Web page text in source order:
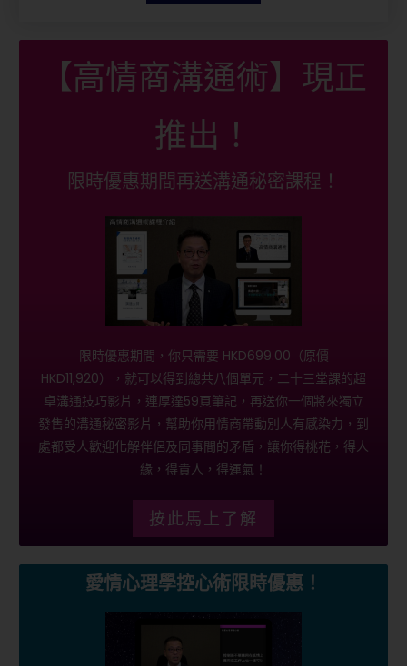
【高情商溝通術】現正
推出！
限時優惠期間再送溝通秘密課程！
限時優惠期間，你只需要 HKD699.00（原價
HKD11,920），就可以得到總共八個單元，二十三堂課的超
卓溝通技巧影片，連厚達59頁筆記，再送你一個將來獨立
發售的溝通秘密影片，幫助你用情商帶動別人有感染力，到
處都受人歡迎化解伴侶及同事間的矛盾，讓你得桃花，得人
緣，得貴人，得運氣！
按此馬上了解
愛情心理學控心術限時優惠！